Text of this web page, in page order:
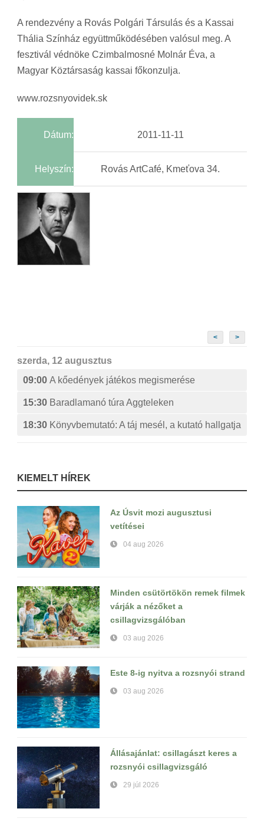
A rendezvény a Rovás Polgári Társulás és a Kassai
Thália Színház együttműködésében valósul meg. A
fesztivál védnöke Czimbalmosné Molnár Éva, a
Magyar Köztársaság kassai főkonzulja.
www.rozsnyovidek.sk
Dátum: 2011-11-11
Helyszín: Rovás ArtCafé, Kmeťova 34.
< >
szerda, 12 augusztus
09:00 A kőedények játékos megismerése
15:30 Baradlamanó túra Aggteleken
18:30 Könyvbemutató: A táj mesél, a kutató hallgatja
KIEMELT HÍREK
Az Úsvit mozi augusztusi
vetítései
04 aug 2026
Minden csütörtökön remek filmek
várják a nézőket a
csillagvizsgálóban
03 aug 2026
Este 8-ig nyitva a rozsnyói strand
03 aug 2026
Állásajánlat: csillagászt keres a
rozsnyói csillagvizsgáló
29 júl 2026